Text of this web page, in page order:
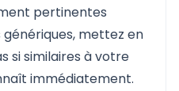
pertinentes
mettez en
si similaires à votre
immédiatement.